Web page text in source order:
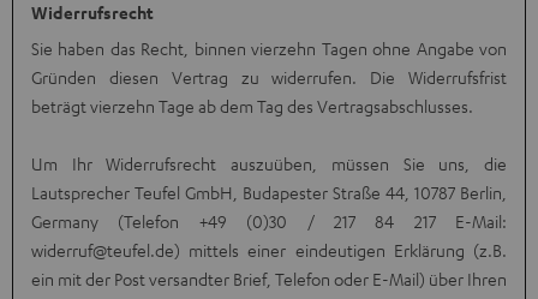
Widerrufsrecht
Sie haben das Recht, binnen vierzehn Tagen ohne Angabe von
Gründen diesen Vertrag zu widerrufen. Die Widerrufsfrist
beträgt vierzehn Tage ab dem Tag des Vertragsabschlusses.
Um Ihr Widerrufsrecht auszuüben, müssen Sie uns, die
Lautsprecher Teufel GmbH, Budapester Straße 44, 10787 Berlin,
Germany (Telefon +49 (0)30 / 217 84 217 E-Mail:
widerruf@teufel.de) mittels einer eindeutigen Erklärung (z.B.
ein mit der Post versandter Brief, Telefon oder E-Mail) über Ihren